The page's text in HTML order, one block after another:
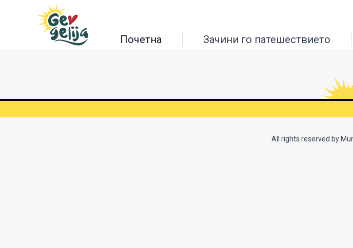
Почетна Зачини го патешествието
All rights reserved by